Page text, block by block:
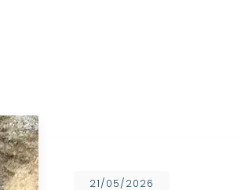
21/05/2026